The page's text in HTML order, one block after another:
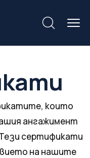
които
ангажимент
сертификати
на нашите